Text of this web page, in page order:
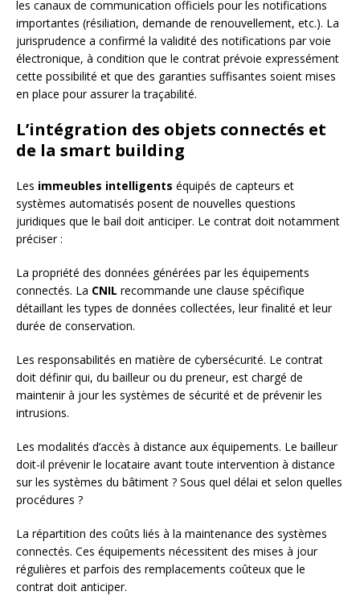
les canaux de communication officiels pour les notifications
importantes (résiliation, demande de renouvellement, etc.). La
jurisprudence a confirmé la validité des notifications par voie
électronique, à condition que le contrat prévoie expressément
cette possibilité et que des garanties suffisantes soient mises
en place pour assurer la traçabilité.
L’intégration des objets connectés et
de la smart building
Les immeubles intelligents équipés de capteurs et
systèmes automatisés posent de nouvelles questions
juridiques que le bail doit anticiper. Le contrat doit notamment
préciser :
La propriété des données générées par les équipements
connectés. La CNIL recommande une clause spécifique
détaillant les types de données collectées, leur finalité et leur
durée de conservation.
Les responsabilités en matière de cybersécurité. Le contrat
doit définir qui, du bailleur ou du preneur, est chargé de
maintenir à jour les systèmes de sécurité et de prévenir les
intrusions.
Les modalités d’accès à distance aux équipements. Le bailleur
doit-il prévenir le locataire avant toute intervention à distance
sur les systèmes du bâtiment ? Sous quel délai et selon quelles
procédures ?
La répartition des coûts liés à la maintenance des systèmes
connectés. Ces équipements nécessitent des mises à jour
régulières et parfois des remplacements coûteux que le
contrat doit anticiper.